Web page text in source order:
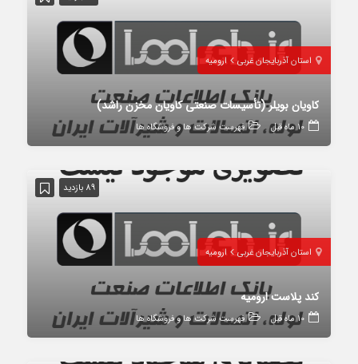
استان آذربایجان غربی ارومیه
کاویان بویلر (تأسیسات صنعتی کاویان مخزن راشد)
10 ماه قبل فهرست شرکت ها و فروشگاه ها
89 بازدید
استان آذربایجان غربی ارومیه
کند پلاست ارومیه
10 ماه قبل فهرست شرکت ها و فروشگاه ها